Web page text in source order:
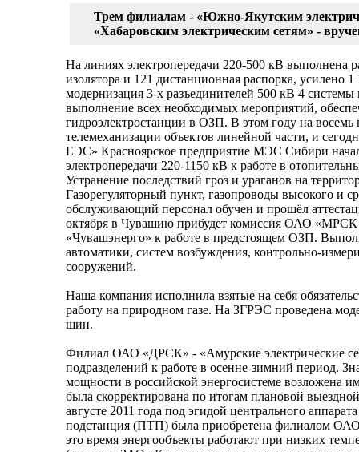
Трем филиалам - «Южно-Якутским
«Хабаровским электрическим сетям» -
На линиях электропередачи 220-500 кВ выполнена
изолятора и 121 дистанционная распорка,
модернизация 3-х разъединителей 500 кВ 4
выполнение всех необходимых мероприятий,
гидроэлектростанции в ОЗП. В этом году на
телемеханизации объектов линейной части, и
ЕЭС» Красноярское предприятие МЭС Сибири
электропередачи 220-1150 кВ к работе в
Устранение последствий гроз и ураганов на
Газорегуляторный пункт, газопроводы высокого и
обслуживающий персонал обучен и прошёл
октября в Чувашию прибудет комиссия ОАО «МРСК
«Чувашэнерго» к работе в предстоящем ОЗП.
автоматики, систем возбуждения, контрольно-
сооружений.
Наша компания исполнила взятые на себя
работу на природном газе. На ЗГРЭС проведена
шин.
Филиал ОАО «ДРСК» - «Амурские электрические
подразделений к работе в осенне-зимний период.
мощности в российской энергосистеме возложена
была скорректирована по итогам плановой
августе 2011 года под эгидой центрального
подстанция (ПТП) была приобретена филиалом
это время энергообъекты работают при низких